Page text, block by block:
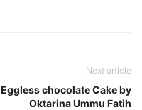
Next article
Eggless chocolate Cake by
Oktarina Ummu Fatih